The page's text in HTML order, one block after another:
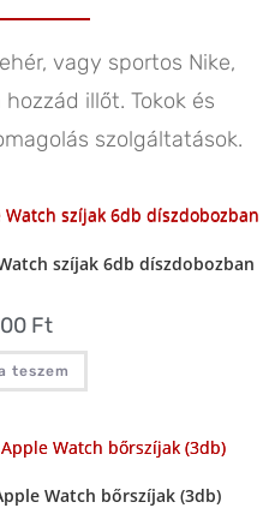
vagy sportos Nike,
illőt. Tokok és
szolgáltatások.
szíjak 6db díszdobozban
Ft
teszem
Watch bőrszíjak (3db)